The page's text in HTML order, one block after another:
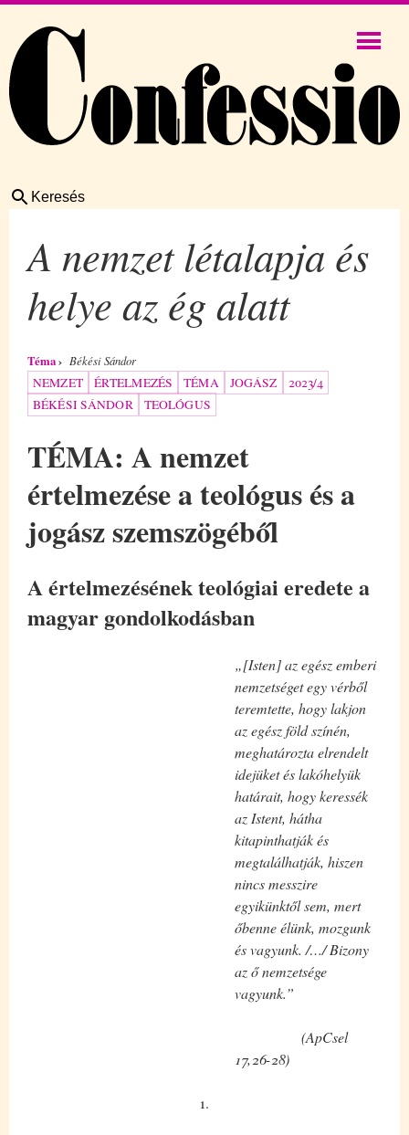
Keresés
A nemzet létalapja és
helye az ég alatt
Téma Békési Sándor
NEMZET ÉRTELMEZÉS TÉMA JOGÁSZ
2023/4
BÉKÉSI SÁNDOR
TEOLÓGUS
TÉMA: A nemzet
értelmezése a teológus és a
jogász szemszögéből
A értelmezésének teológiai eredete a
magyar gondolkodásban
„[Isten] az egész emberi
nemzetséget egy vérből
teremtette, hogy lakjon
az egész föld színén,
meghatározta elrendelt
idejüket és lakóhelyük
határait, hogy keressék
az Istent, hátha
kitapinthatják és
megtalálhatják, hiszen
nincs messzire
egyikünktől sem, mert
őbenne élünk, mozgunk
és vagyunk. /…/ Bizony
az ő nemzetsége
vagyunk.”
(ApCsel
17,26-28)
1.